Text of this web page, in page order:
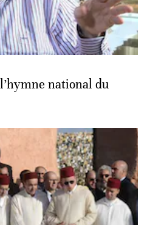
national du